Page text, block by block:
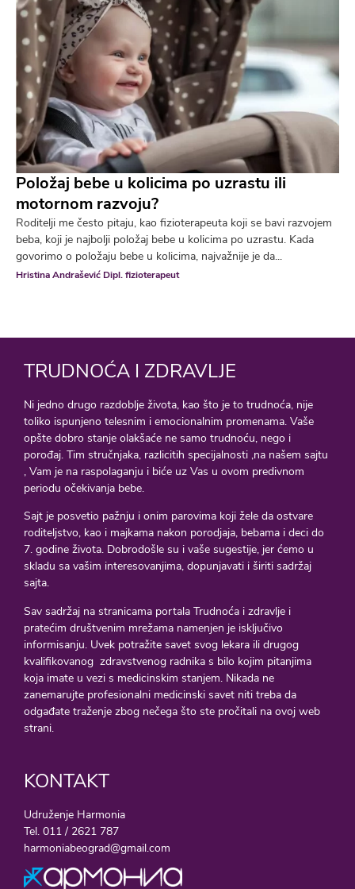
Položaj bebe u kolicima po uzrastu ili
motornom razvoju?
Roditelji me često pitaju, kao fizioterapeuta koji se bavi razvojem
beba, koji je najbolji položaj bebe u kolicima po uzrastu. Kada
govorimo o položaju bebe u kolicima, najvažnije je da...
Hristina Andrašević Dipl. fizioterapeut
TRUDNOĆA I ZDRAVLJE
Ni jedno drugo razdoblje života, kao što je to trudnoća, nije
toliko ispunjeno telesnim i emocionalnim promenama. Vaše
opšte dobro stanje olakšaće ne samo trudnoću, nego i
porođaj. Tim stručnjaka, razlicitih specijalnosti ,na našem sajtu
, Vam je na raspolaganju i biće uz Vas u ovom predivnom
periodu očekivanja bebe.
Sajt je posvetio pažnju i onim parovima koji žele da ostvare
roditeljstvo, kao i majkama nakon porodjaja, bebama i deci do
7. godine života. Dobrodošle su i vaše sugestije, jer ćemo u
skladu sa vašim interesovanjima, dopunjavati i širiti sadržaj
sajta.
Sav sadržaj na stranicama portala Trudnoća i zdravlje i
pratećim društvenim mrežama namenjen je isključivo
informisanju. Uvek potražite savet svog lekara ili drugog
kvalifikovanog zdravstvenog radnika s bilo kojim pitanjima
koja imate u vezi s medicinskim stanjem. Nikada ne
zanemarujte profesionalni medicinski savet niti treba da
odgađate traženje zbog nečega što ste pročitali na ovoj web
strani.
KONTAKT
Udruženje Harmonia
Tel. 011 / 2621 787
harmoniabeograd@gmail.com